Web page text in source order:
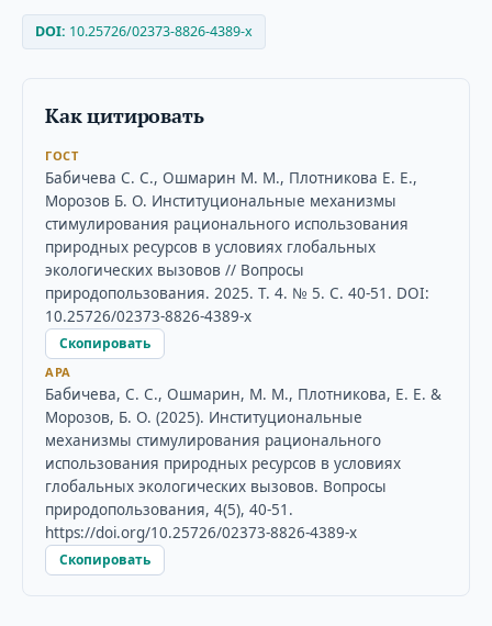
DOI: 10.25726/02373-8826-4389-x
Как цитировать
ГОСТ
Бабичева С. С., Ошмарин М. М., Плотникова Е. Е.,
Морозов Б. О. Институциональные механизмы
стимулирования рационального использования
природных ресурсов в условиях глобальных
экологических вызовов // Вопросы
природопользования. 2025. Т. 4. № 5. С. 40-51. DOI:
10.25726/02373-8826-4389-x
Скопировать
APA
Бабичева, С. С., Ошмарин, М. М., Плотникова, Е. Е. &
Морозов, Б. О. (2025). Институциональные
механизмы стимулирования рационального
использования природных ресурсов в условиях
глобальных экологических вызовов. Вопросы
природопользования, 4(5), 40-51.
https://doi.org/10.25726/02373-8826-4389-x
Скопировать